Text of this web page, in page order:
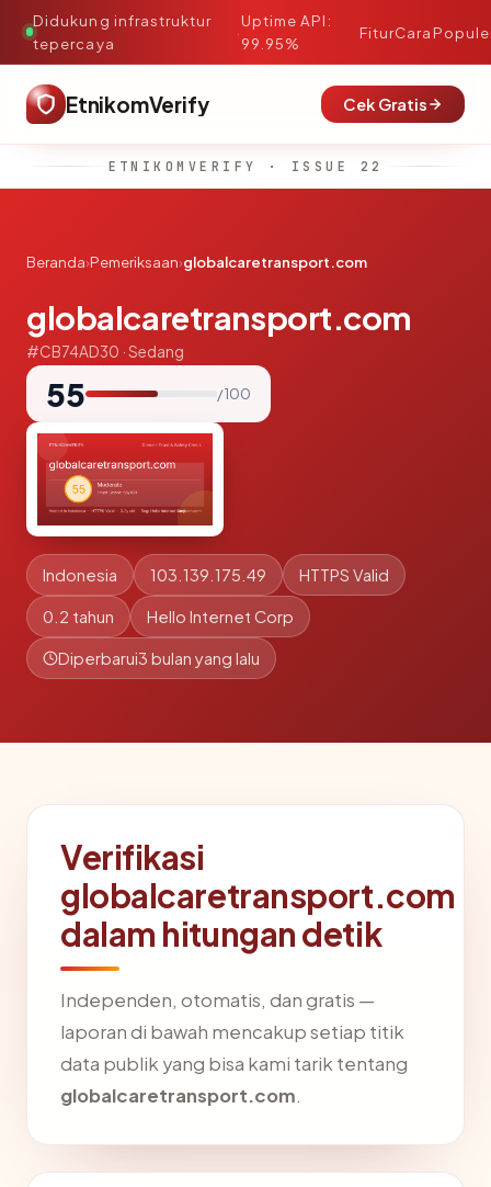
Didukung infrastruktur
tepercaya
·
Uptime API:
99.95%
FiturCara
EtnikomVerify Cek Gratis
ETNIKOMVERIFY · ISSUE 22
Beranda›Pemeriksaan›globalcaretransport.com
globalcaretransport.com
#CB74AD30 · Sedang
55 / 100
Indonesia 103.139.175.49 HTTPS Valid
0.2 tahun Hello Internet Corp
Diperbarui3 bulan yang lalu
Verifikasi
globalcaretransport.com
dalam hitungan detik
Independen, otomatis, dan gratis —
laporan di bawah mencakup setiap titik
data publik yang bisa kami tarik tentang
globalcaretransport.com.